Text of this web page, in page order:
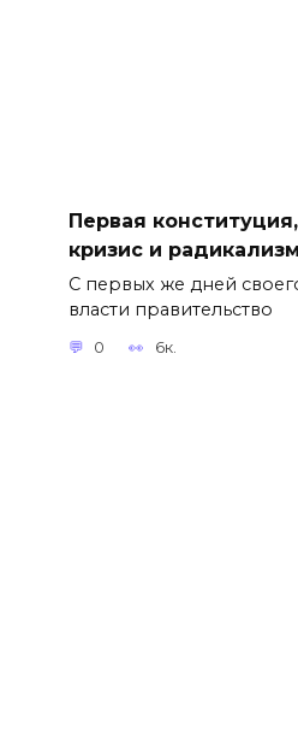
Первая
кризис и
С первых же дней
власти правительство
0 6к.